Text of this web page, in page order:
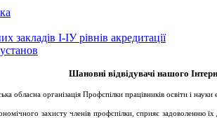
закладів І-ІУ рівнів акредитації
Шановні відвідувачі нашого
обласна організація Профспілки працівників освіти і
захисту членів профспілки, сприяє задоволенню їх